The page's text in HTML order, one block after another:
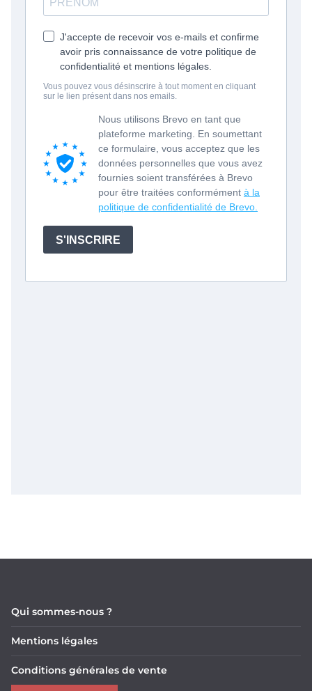
Qui sommes-nous ?
Mentions légales
Conditions générales de vente